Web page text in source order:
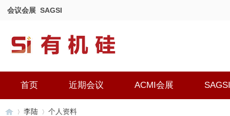
会议会展 SAGSI
首页 近期会议 ACMI会展 SAGSI
李陆 个人资料